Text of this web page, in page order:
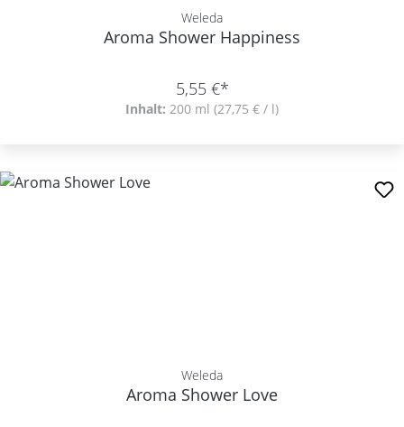
Weleda
Aroma Shower Happiness
5,55 €*
Inhalt: 200 ml (27,75 € / l)
Weleda
Aroma Shower Love